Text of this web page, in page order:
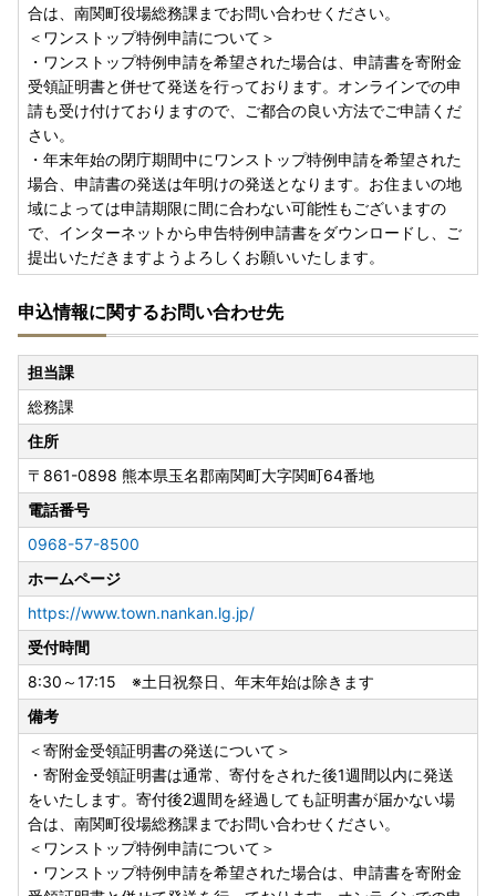
合は、南関町役場総務課までお問い合わせください。
＜ワンストップ特例申請について＞
・ワンストップ特例申請を希望された場合は、申請書を寄附金
受領証明書と併せて発送を行っております。オンラインでの申
請も受け付けておりますので、ご都合の良い方法でご申請くだ
さい。
・年末年始の閉庁期間中にワンストップ特例申請を希望された
場合、申請書の発送は年明けの発送となります。お住まいの地
域によっては申請期限に間に合わない可能性もございますの
で、インターネットから申告特例申請書をダウンロードし、ご
提出いただきますようよろしくお願いいたします。
申込情報に関するお問い合わせ先
担当課
総務課
住所
〒861-0898 熊本県玉名郡南関町大字関町64番地
電話番号
0968-57-8500
ホームページ
https://www.town.nankan.lg.jp/
受付時間
8:30～17:15 ※土日祝祭日、年末年始は除きます
備考
＜寄附金受領証明書の発送について＞
・寄附金受領証明書は通常、寄付をされた後1週間以内に発送
をいたします。寄付後2週間を経過しても証明書が届かない場
合は、南関町役場総務課までお問い合わせください。
＜ワンストップ特例申請について＞
・ワンストップ特例申請を希望された場合は、申請書を寄附金